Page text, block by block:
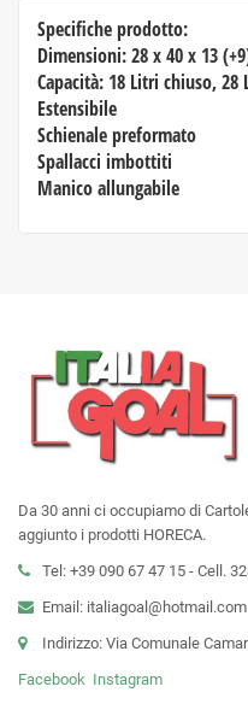
Specifiche prodotto:
Dimensioni: 28 x 40 x 13
Capacità: 18 Litri chiuso,
Estensibile
Schienale preformato
Spallacci imbottiti
Manico allungabile
Da 30 anni ci occupiamo di
aggiunto i prodotti HORECA.
Tel: +39 090 67 47 15 - Cell.
Email: italiagoal@hotmail.com
Indirizzo: Via Comunale
Facebook Instagram